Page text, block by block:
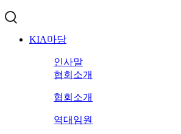
KIA마당
인사말
협회소개
협회소개
역대임원